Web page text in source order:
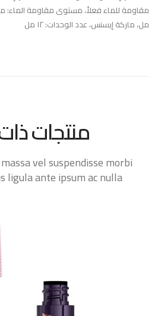
مل، ماركة إيسنس، عدد الوحدات: ١٢ مل
منتجات
vel suspendisse morbi
ligula ante ipsum ac nulla.